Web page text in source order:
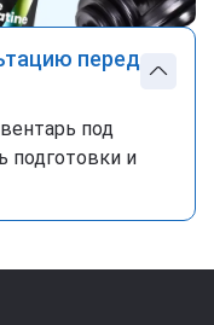
перед
под
подготовки и